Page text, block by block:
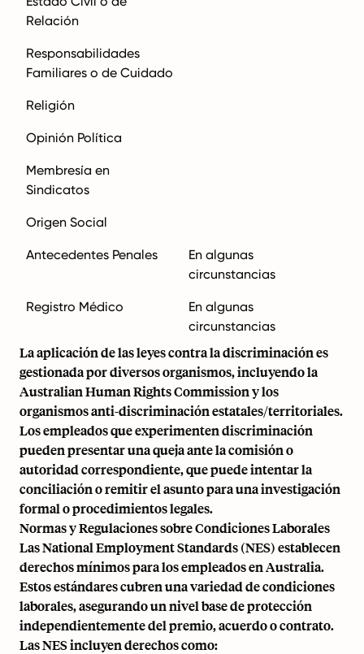
Relación
Responsabilidades
Familiares o de Cuidado
Religión
Opinión Política
Membresía en
Sindicatos
Origen Social
Antecedentes Penales
En algunas
circunstancias
Registro Médico
En algunas
circunstancias
La aplicación de las leyes contra la discriminación es
gestionada por diversos organismos, incluyendo la
Australian Human Rights Commission y los
organismos anti-discriminación estatales/territoriales.
Los empleados que experimenten discriminación
pueden presentar una queja ante la comisión o
autoridad correspondiente, que puede intentar la
conciliación o remitir el asunto para una investigación
formal o procedimientos legales.
Normas y Regulaciones sobre Condiciones Laborales
Las National Employment Standards (NES) establecen
derechos mínimos para los empleados en Australia.
Estos estándares cubren una variedad de condiciones
laborales, asegurando un nivel base de protección
independientemente del premio, acuerdo o contrato.
Las NES incluyen derechos como: